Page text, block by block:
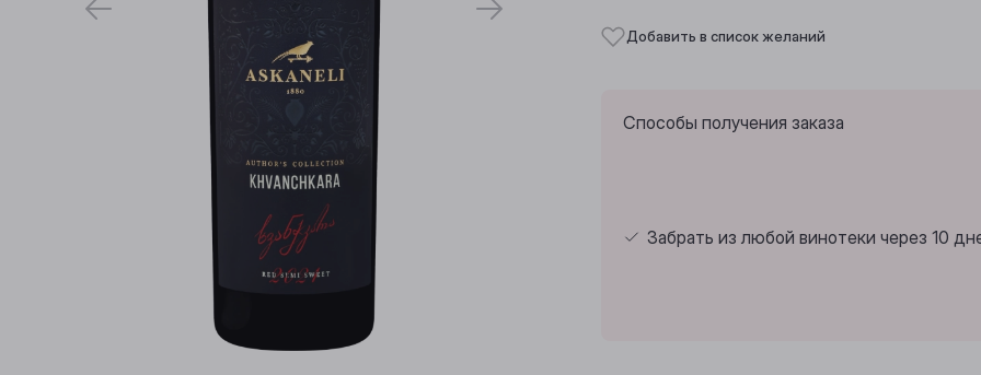
Добавить в список желаний
Способы получения заказа
Забрать из любой винотеки через 10